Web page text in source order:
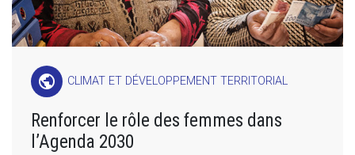
public CLIMAT ET DÉVELOPPEMENT TERRITORIAL
Renforcer le rôle des femmes dans
l’Agenda 2030